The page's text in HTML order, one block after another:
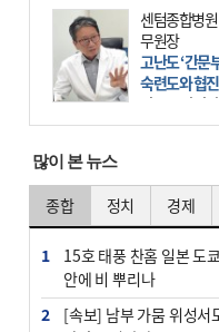
센텀종합병
무원장
고난도 ‘간문
숙련도와 협
간문부 담관
우 간에서 나
部)’에 생기
문맥 림프절 담
많이 본 뉴스
종합 정치 경제
1
15호 태풍 찬홈 일본 도
안에 비 뿌리나
2
[속보] 남부 가뭄 위성